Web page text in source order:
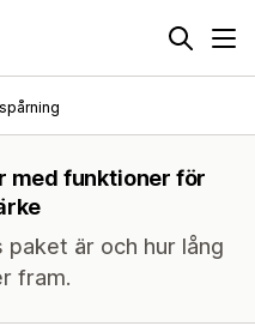
med funktioner för
är och hur lång
fram.